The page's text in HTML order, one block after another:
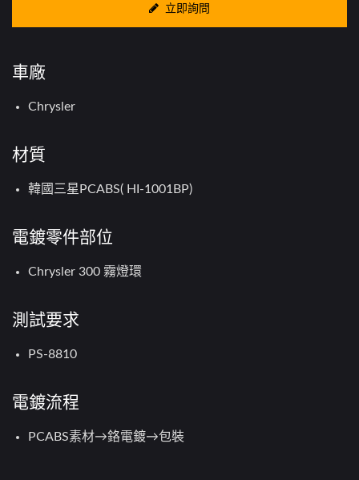
立即詢問
車廠
Chrysler
材質
韓國三星PCABS( HI-1001BP)
電鍍零件部位
Chrysler 300 霧燈環
測試要求
PS-8810
電鍍流程
PCABS素材→鉻電鍍→包裝